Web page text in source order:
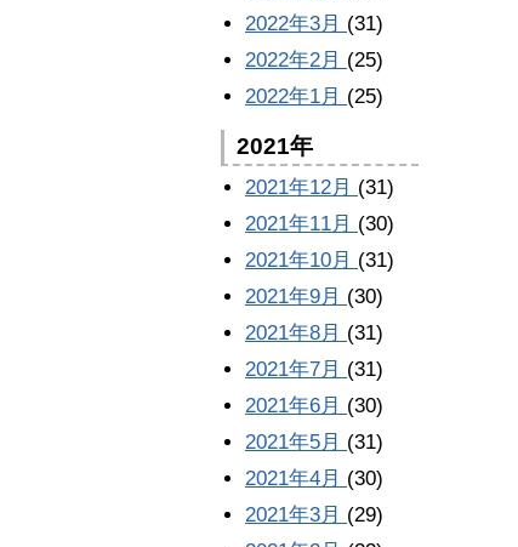
2022年3月 (31)
2022年2月 (25)
2022年1月 (25)
2021年
2021年12月 (31)
2021年11月 (30)
2021年10月 (31)
2021年9月 (30)
2021年8月 (31)
2021年7月 (31)
2021年6月 (30)
2021年5月 (31)
2021年4月 (30)
2021年3月 (29)